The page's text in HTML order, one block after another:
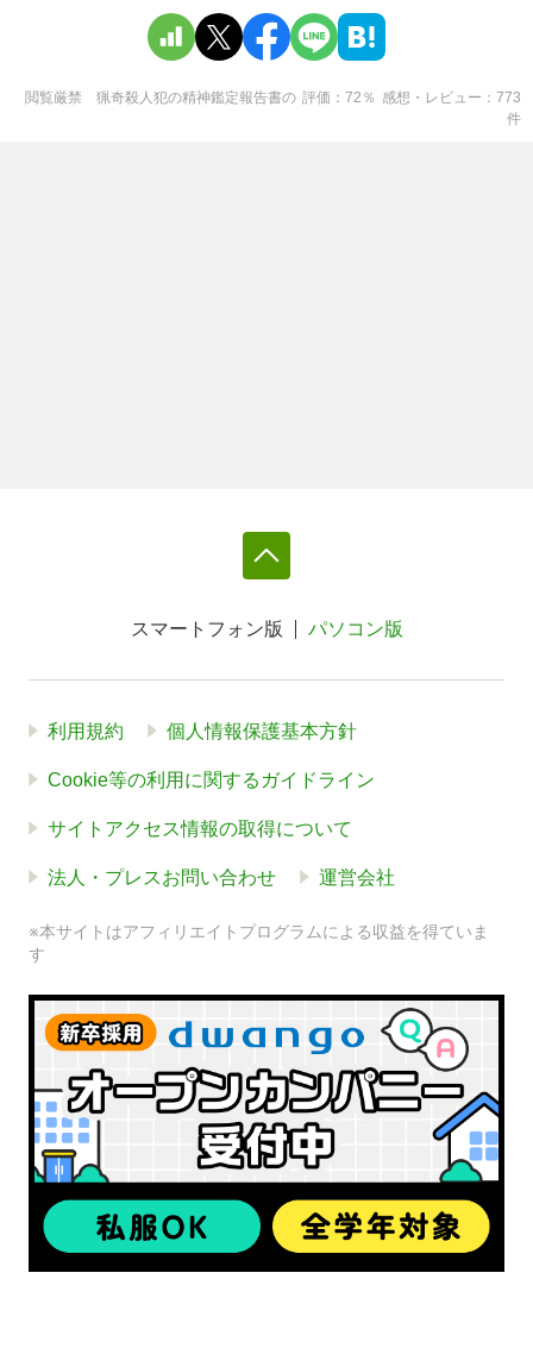
閲覧厳禁 猟奇殺人犯の精神鑑定報告書の 評価 72 ％ 感想・レビュー
773
件
スマートフォン版 パソコン版
利用規約 個人情報保護基本方針
Cookie等の利用に関するガイドライン
サイトアクセス情報の取得について
法人・プレスお問い合わせ 運営会社
※本サイトはアフィリエイトプログラムによる収益を得ていま
す